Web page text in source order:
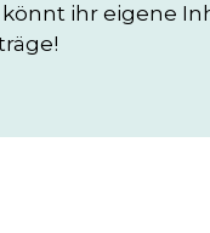
könnt ihr eigene